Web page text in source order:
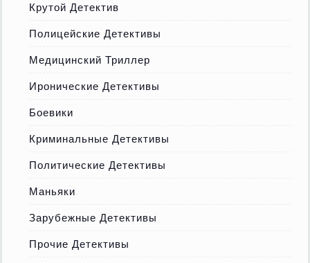
Крутой Детектив
Полицейские Детективы
Медицинский Триллер
Иронические Детективы
Боевики
Криминальные Детективы
Политические Детективы
Маньяки
Зарубежные Детективы
Прочие Детективы